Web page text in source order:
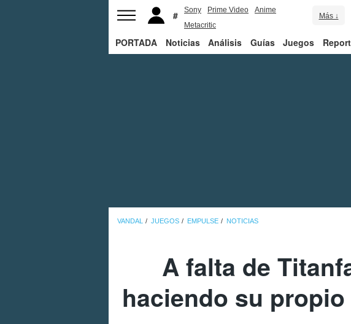
Sony Prime Video
Anime
Metacritic
Más ↓
PORTADA Noticias Análisis Guías Juegos
VANDAL JUEGOS EMPULSE NOTICIAS
A falta de
haciendo su